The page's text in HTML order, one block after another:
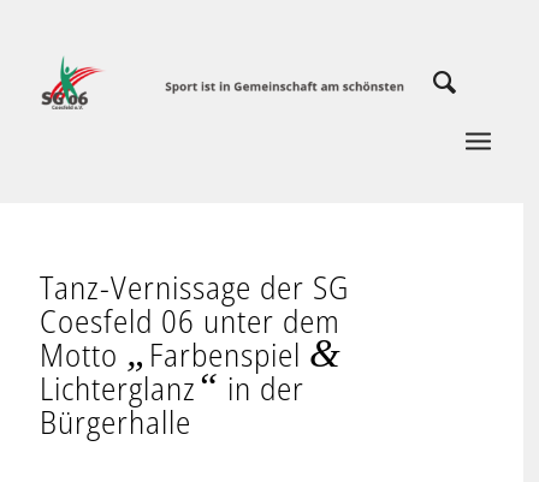
Tanz-Vernissage der SG
Coesfeld 06 unter dem
Motto „ Farbenspiel &
Lichterglanz“ in der
Bürgerhalle